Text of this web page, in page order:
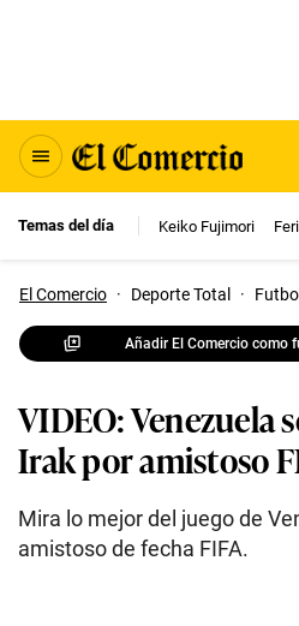
Temas del día Keiko Fujimori
El Comercio · Deporte Total ·
Añadir El Comercio como
VIDEO: Venezuela
Irak por amistoso
Mira lo mejor del juego de
amistoso de fecha FIFA.